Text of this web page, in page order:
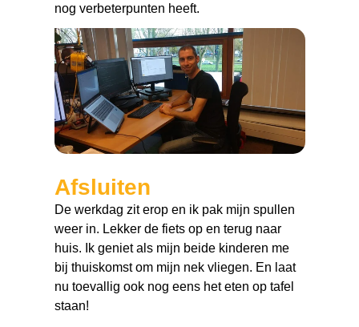
nog verbeterpunten heeft.
Afsluiten
De werkdag zit erop en ik pak mijn spullen
weer in. Lekker de fiets op en terug naar
huis. Ik geniet als mijn beide kinderen me
bij thuiskomst om mijn nek vliegen. En laat
nu toevallig ook nog eens het eten op tafel
staan!